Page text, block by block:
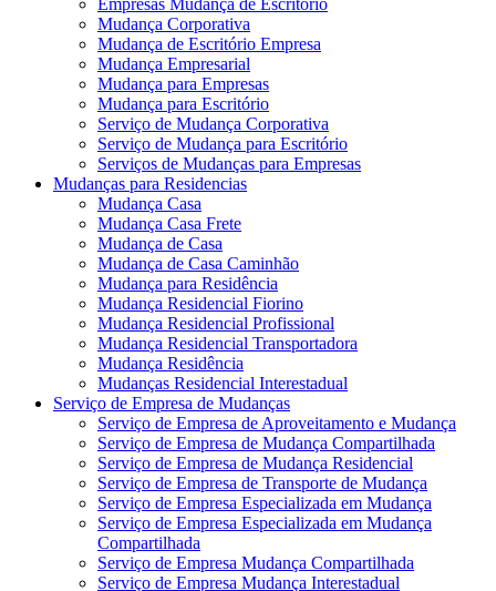
Empresas Mudança de Escritório
Mudança Corporativa
Mudança de Escritório Empresa
Mudança Empresarial
Mudança para Empresas
Mudança para Escritório
Serviço de Mudança Corporativa
Serviço de Mudança para Escritório
Serviços de Mudanças para Empresas
Mudanças para Residencias
Mudança Casa
Mudança Casa Frete
Mudança de Casa
Mudança de Casa Caminhão
Mudança para Residência
Mudança Residencial Fiorino
Mudança Residencial Profissional
Mudança Residencial Transportadora
Mudança Residência
Mudanças Residencial Interestadual
Serviço de Empresa de Mudanças
Serviço de Empresa de Aproveitamento e Mudança
Serviço de Empresa de Mudança Compartilhada
Serviço de Empresa de Mudança Residencial
Serviço de Empresa de Transporte de Mudança
Serviço de Empresa Especializada em Mudança
Serviço de Empresa Especializada em Mudança
Compartilhada
Serviço de Empresa Mudança Compartilhada
Serviço de Empresa Mudança Interestadual